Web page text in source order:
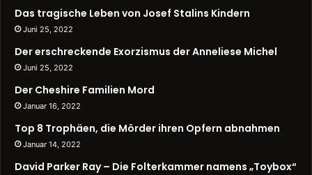
Das tragische Leben von Josef Stalins Kindern
Juni 25, 2022
Der erschreckende Exorzismus der Anneliese Michel
Juni 25, 2022
Der Cheshire Familien Mord
Januar 16, 2022
Top 8 Trophäen, die Mörder ihren Opfern abnahmen
Januar 14, 2022
David Parker Ray – Die Folterkammer namens „Toybox“